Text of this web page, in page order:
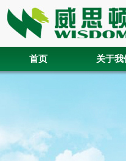
首页 关于我